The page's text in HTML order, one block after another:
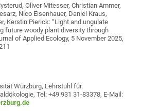
Oliver Mitesser, Christian Ammer,
Nico Eisenhauer, Daniel Kraus,
Kerstin Pierick: “Light and ungulate
future woody plant diversity through
of Applied Ecology, 5 November 2025,
Würzburg, Lehrstuhl für
Tel: +49 931 31-83378, E-Mail: